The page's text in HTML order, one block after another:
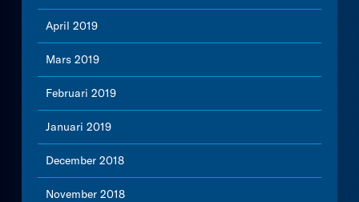
April 2019
Mars 2019
Februari 2019
Januari 2019
December 2018
November 2018